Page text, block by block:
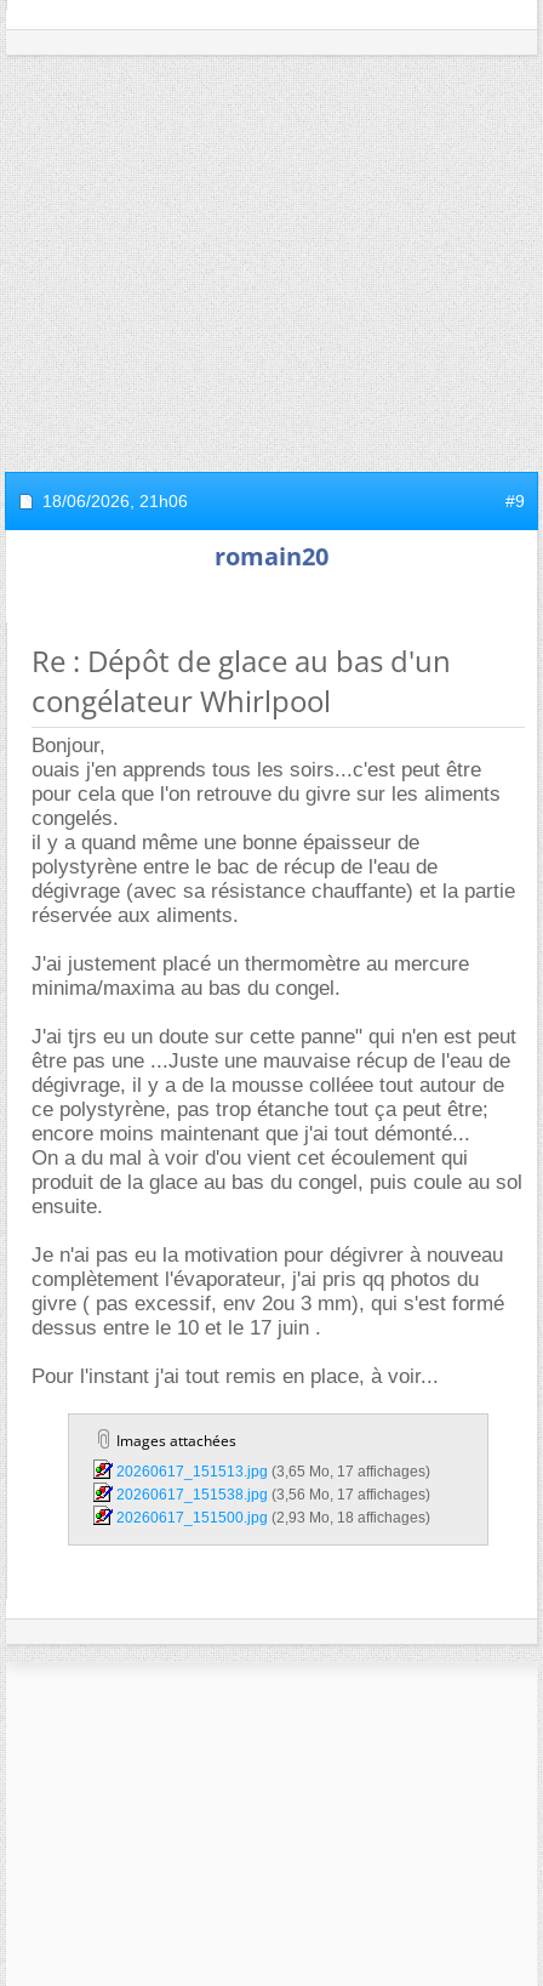
18/06/2026, 21h06 #9
romain20
Re : Dépôt de glace au bas d'un
congélateur Whirlpool
Bonjour,
ouais j'en apprends tous les soirs...c'est peut être
pour cela que l'on retrouve du givre sur les aliments
congelés.
il y a quand même une bonne épaisseur de
polystyrène entre le bac de récup de l'eau de
dégivrage (avec sa résistance chauffante) et la partie
réservée aux aliments.
J'ai justement placé un thermomètre au mercure
minima/maxima au bas du congel.
J'ai tjrs eu un doute sur cette panne" qui n'en est peut
être pas une ...Juste une mauvaise récup de l'eau de
dégivrage, il y a de la mousse colléee tout autour de
ce polystyrène, pas trop étanche tout ça peut être;
encore moins maintenant que j'ai tout démonté...
On a du mal à voir d'ou vient cet écoulement qui
produit de la glace au bas du congel, puis coule au sol
ensuite.
Je n'ai pas eu la motivation pour dégivrer à nouveau
complètement l'évaporateur, j'ai pris qq photos du
givre ( pas excessif, env 2ou 3 mm), qui s'est formé
dessus entre le 10 et le 17 juin .
Pour l'instant j'ai tout remis en place, à voir...
Images attachées
20260617_151513.jpg‎ (3,65 Mo, 17 affichages)
20260617_151538.jpg‎ (3,56 Mo, 17 affichages)
20260617_151500.jpg‎ (2,93 Mo, 18 affichages)